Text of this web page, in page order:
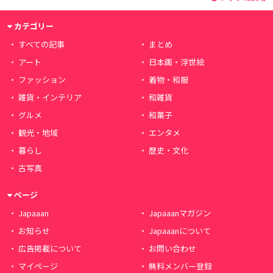
カテゴリー
すべての記事
まとめ
アート
日本画・浮世絵
ファッション
着物・和服
雑貨・インテリア
和雑貨
グルメ
和菓子
観光・地域
エンタメ
暮らし
歴史・文化
古写真
ページ
Japaaan
Japaaanマガジン
お知らせ
Japaaanについて
広告掲載について
お問い合わせ
マイページ
無料メンバー登録